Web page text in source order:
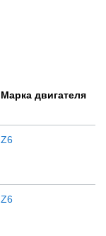
Марка двигателя
Z6
Z6